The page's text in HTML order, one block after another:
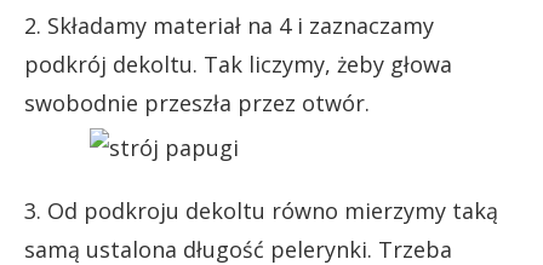
2. Składamy materiał na 4 i zaznaczamy
podkrój dekoltu. Tak liczymy, żeby głowa
swobodnie przeszła przez otwór.
3. Od podkroju dekoltu równo mierzymy taką
samą ustalona długość pelerynki. Trzeba